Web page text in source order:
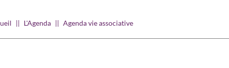
L'Agenda Agenda vie associative